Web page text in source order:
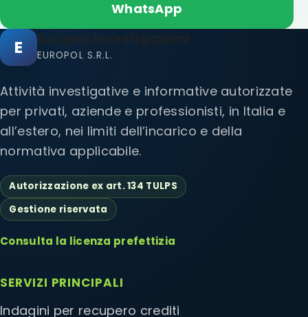
WhatsApp
E Europol Investigazioni
EUROPOL S.R.L.
Attività investigative e informative autorizzate
per privati, aziende e professionisti, in Italia e
all’estero, nei limiti dell’incarico e della
normativa applicabile.
Autorizzazione ex art. 134 TULPS
Gestione riservata
Consulta la licenza prefettizia
SERVIZI PRINCIPALI
Indagini per recupero crediti